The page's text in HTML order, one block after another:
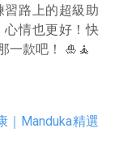
路上的超級助
心情也更好！快
一款吧！ 🎍🧘
｜Manduka精選